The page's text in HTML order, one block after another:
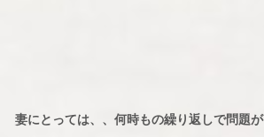
妻にとっては、、何時もの繰り返しで問題が